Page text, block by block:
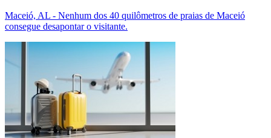
Maceió, AL - Nenhum dos 40 quilômetros de praias de Maceió
consegue desapontar o visitante.